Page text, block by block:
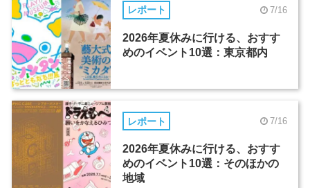
レポート 7/16
2026年夏休みに行ける、おすす
めのイベント10選：東京都内
レポート 7/16
2026年夏休みに行ける、おすす
めのイベント10選：そのほかの
地域